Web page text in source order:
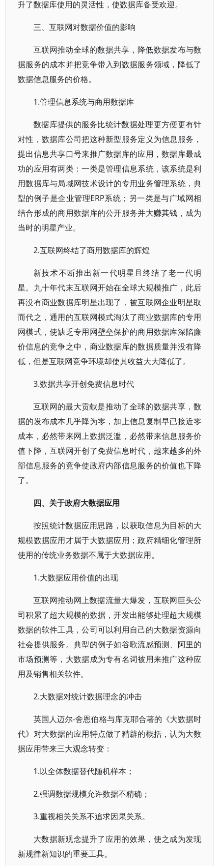
升了数据库使用的灵活性，使数据库备受欢迎。
三、互联网对数据价值的影响
互联网推动全球的数据共享，降低数据发布与数
据服务的成本并把竞争带入到数据服务领域，降低了
数据信息服务的价格。
1.管理信息系统与商用数据库
数据库提供的服务比统计数据处理更方便更有针
对性，数据库公司把这种新型服务定义为信息服务，
提出信息共享口号来推广数据库的应用，数据库最成
功的应用有两类：一类是管理信息系统，该系统是利
用数据库与局域网技术设计的专用业务管理系统，典
型的例子是企业管理ERP系统；另一类是与广域网相
结合形成的商用数据库的公开服务并大赚其钱，成为
当时的明星产业。
2.互联网终结了商用数据库的辉煌
新技术不断推出新一代明星且终结了老一代明
星。九十年代末互联网开始在全球大规模推广，此后
再没有商业数据库明星出现了，被互联网企业明星取
而代之，通用的互联网模式淘汰了商业数据库的专用
网模式，使缺乏专用网壁垒保护的商用数据库深陷廉
价信息的竞争之中，商业数据库的数据质量并没有降
低，但是互联网竞争环境却使其收益大大降低了。
3.数据共享开创免费信息时代
互联网的最大贡献是推动了全球的数据共享，数
据的发布成本几乎降为零，加上信息复制早已接近零
成本，必然带来网上数据泛滥，必然带来信息服务价
值下降，互联网开创了免费信息时代，越来越多的外
部信息服务的竞争使政府内部信息服务的价值也下降
了。
四、关于政府大数据应用
按照统计数据应用思路，以获取信息为目标的大
规模数据应用才属于大数据应用；政府精细化管理所
使用的传统业务数据不属于大数据应用。
1.大数据应用价值的出现
互联网推动网上数据流量大爆发，互联网巨头公
司积累了超大规模的数据，开发出能够处理超大规模
数据的软件工具，公司可以利用自己的大数据资源向
社会提供服务。典型的例子如谷歌流感预测、阿里的
市场预测等，大数据成为专有名词被用来推广这种应
用及销售相关软件。
2.大数据对统计数据理念的冲击
英国人迈尔-舍恩伯格与库克耶合著的《大数据时
代》对大数据的应用特点做了精辟的概括，认为大数
据应用带来三大观念转变：
1.以全体数据替代随机样本；
2.强调数据规模允许数据不精确；
3.重视相关关系不追求因果关系。
大数据新观念提升了应用的效果，使之成为发现
新规律新知识的重要工具。